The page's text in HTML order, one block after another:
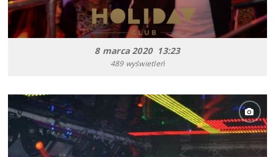
8 marca 2020 13:23
489 wyświetleń